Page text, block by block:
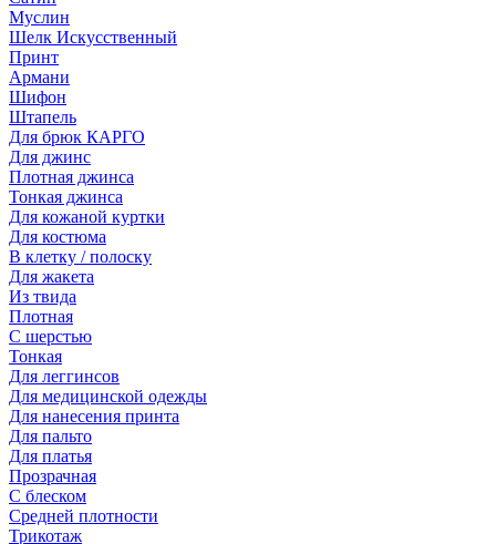
Муслин
Шелк Искусственный
Принт
Армани
Шифон
Штапель
Для брюк КАРГО
Для джинс
Плотная джинса
Тонкая джинса
Для кожаной куртки
Для костюма
В клетку / полоску
Для жакета
Из твида
Плотная
С шерстью
Тонкая
Для леггинсов
Для медицинской одежды
Для нанесения принта
Для пальто
Для платья
Прозрачная
С блеском
Средней плотности
Трикотаж